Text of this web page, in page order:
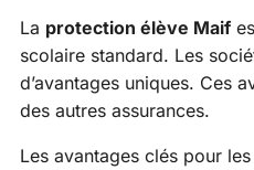
La protection élève Maif
scolaire standard. Les
d’avantages uniques. Ces
des autres assurances.
Les avantages clés pour